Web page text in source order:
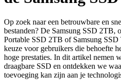
Op zoek naar een betrouwbare en
bestanden? De Samsung SSD 2TB,
Portable SSD 2TB of Samsung
keuze voor gebruikers die behoefte
hoge prestaties. In dit artikel nemen
draagbare SSD en ontdekken we
toevoeging kan zijn aan je